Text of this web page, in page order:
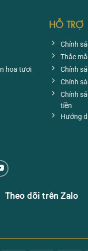
hoa tươi
HỖ TRỢ
Chính
Thắc
Chính
Chính
Chính
tiền
Hướng
Theo dõi trên Zalo